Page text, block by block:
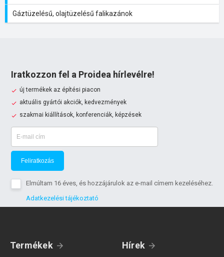
Gáztüzelésű, olajtüzelésű falikazánok
Iratkozzon fel a Proidea hírlevélre!
új termékek az építési piacon
aktuális gyártói akciók, kedvezmények
szakmai kiállítások, konferenciák, képzések
Feliratkozás
Elmúltam 16 éves, és hozzájárulok az e-mail címem kezeléséhez.
Adatkezelési tájékoztató
Termékek Hírek